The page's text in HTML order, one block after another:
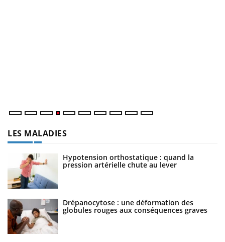
LES MALADIES
Hypotension orthostatique : quand la
pression artérielle chute au lever
Drépanocytose : une déformation des
globules rouges aux conséquences graves